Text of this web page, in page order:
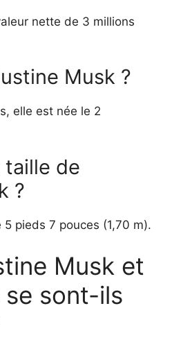
nette de 3 millions
Musk ?
elle est née le 2
taille de
?
pieds 7 pouces (1,70 m).
Musk et
se sont-ils